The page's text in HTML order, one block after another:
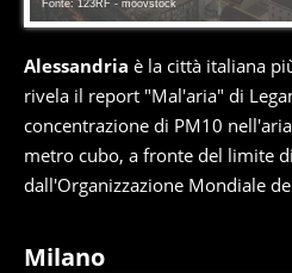
Fonte: 123RF - moovstock
Alessandria è la città italiana
rivela il report "Mal'aria" di
concentrazione di PM10
metro cubo, a fronte del limite
dall'Organizzazione Mondiale
Milano